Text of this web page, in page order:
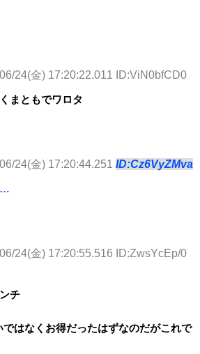
24(金) 17:20:22.011 ID:ViN0bfCD0
まともでワロタ
24(金) 17:20:44.251 ID:Cz6VyZMva
…
24(金) 17:20:55.516 ID:ZwsYcEp/0
チ
はなくお得だったはずなのだがこれで